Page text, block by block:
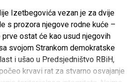
(@IstragaB)
2023
Izetbegovića vezan je za dvije
s prozora njegove rodne kuće –
prve ostat će kao usud njegovih
svojom Strankom demokratske
i ušao u Predsjedništvo RBiH,
krvavi rat za stvarno osvajanje